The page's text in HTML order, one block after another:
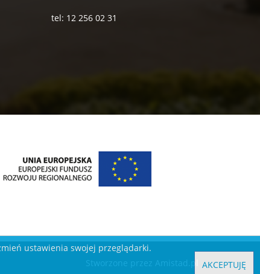
tel: 12 256 02 31
ustawienia swojej przeglądarki.
AKCEPTUJĘ